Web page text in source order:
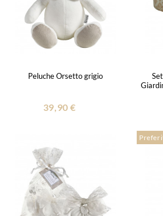
Peluche Orsetto grigio
39,90 €